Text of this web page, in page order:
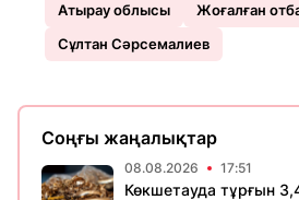
Атырау облысы Жоғалған
Сұлтан Сәрсемалиев
Соңғы жаңалықтар
08.08.2026 17:51
Көкшетауда тұрғын